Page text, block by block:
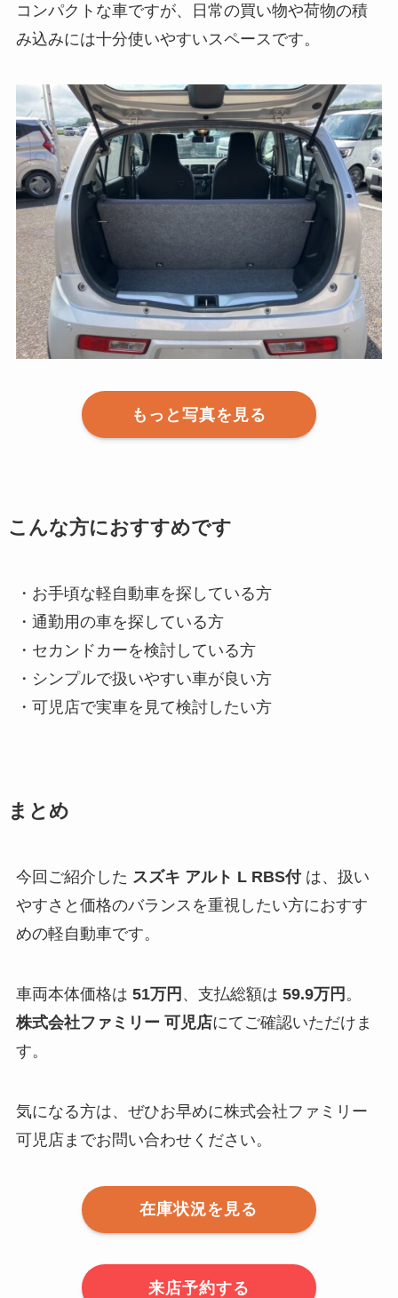
コンパクトな車ですが、日常の買い物や荷物の積
み込みには十分使いやすいスペースです。
もっと写真を見る
こんな方におすすめです
・お手頃な軽自動車を探している方
・通勤用の車を探している方
・セカンドカーを検討している方
・シンプルで扱いやすい車が良い方
・可児店で実車を見て検討したい方
まとめ
今回ご紹介した スズキ アルト L RBS付は、扱い
やすさと価格のバランスを重視したい方におすす
めの軽自動車です。
車両本体価格は 51万円 、支払総額は 59.9万円 。
株式会社ファミリー 可児店にてご確認いただけま
す。
気になる方は、ぜひお早めに株式会社ファミリー
可児店までお問い合わせください。
在庫状況を見る
来店予約する